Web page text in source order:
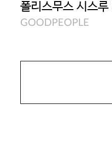
폴리스무스 시스루
의(베이지/블랙)
GOODPEOPLE